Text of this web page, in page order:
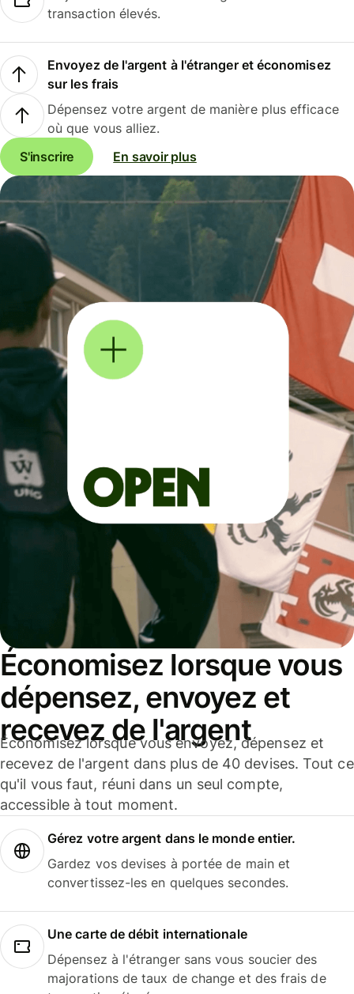
transaction élevés.
Envoyez de l'argent à l'étranger et économisez
sur les frais
Dépensez votre argent de manière plus efficace
où que vous alliez.
S'inscrire
En savoir plus
Économisez lorsque vous
dépensez, envoyez et
recevez de l'argent
Économisez lorsque vous envoyez, dépensez et
recevez de l'argent dans plus de 40 devises. Tout ce
qu'il vous faut, réuni dans un seul compte,
accessible à tout moment.
Gérez votre argent dans le monde entier.
Gardez vos devises à portée de main et
convertissez-les en quelques secondes.
Une carte de débit internationale
Dépensez à l'étranger sans vous soucier des
majorations de taux de change et des frais de